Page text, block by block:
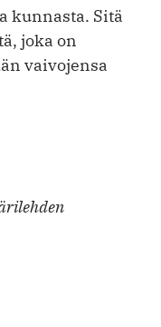
kunnasta. Sitä
joka on
vaivojensa